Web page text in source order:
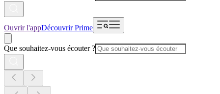
Ouvrir l'appDécouvrir Prime
Que souhaitez-vous écouter ?